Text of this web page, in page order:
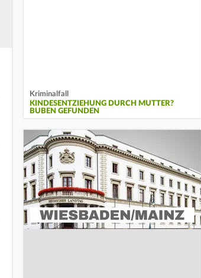
Kriminalfall
KINDESENTZIEHUNG DURCH MUTTER?
BUBEN GEFUNDEN